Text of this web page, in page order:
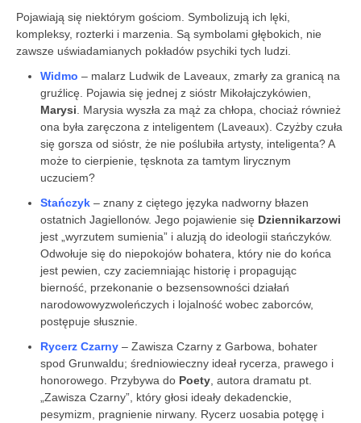
Pojawiają się niektórym gościom. Symbolizują ich lęki,
kompleksy, rozterki i marzenia. Są symbolami głębokich, nie
zawsze uświadamianych pokładów psychiki tych ludzi.
Widmo – malarz Ludwik de Laveaux, zmarły za granicą na
gruźlicę. Pojawia się jednej z sióstr Mikołajczykówien,
Marysi . Marysia wyszła za mąż za chłopa, chociaż również
ona była zaręczona z inteligentem (Laveaux). Czyżby czuła
się gorsza od sióstr, że nie poślubiła artysty, inteligenta? A
może to cierpienie, tęsknota za tamtym lirycznym
uczuciem?
Stańczyk – znany z ciętego języka nadworny błazen
ostatnich Jagiellonów. Jego pojawienie się Dziennikarzowi
jest „wyrzutem sumienia” i aluzją do ideologii stańczyków.
Odwołuje się do niepokojów bohatera, który nie do końca
jest pewien, czy zaciemniając historię i propagując
bierność, przekonanie o bezsensowności działań
narodowowyzwoleńczych i lojalność wobec zaborców,
postępuje słusznie.
Rycerz Czarny – Zawisza Czarny z Garbowa, bohater
spod Grunwaldu; średniowieczny ideał rycerza, prawego i
honorowego. Przybywa do Poety , autora dramatu pt.
„Zawisza Czarny”, który głosi ideały dekadenckie,
pesymizm, pragnienie nirwany. Rycerz uosabia potęgę i